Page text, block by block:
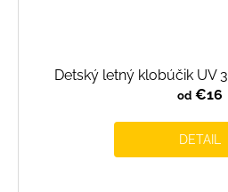
Detský letný klobúčik UV
od€16
DETAIL